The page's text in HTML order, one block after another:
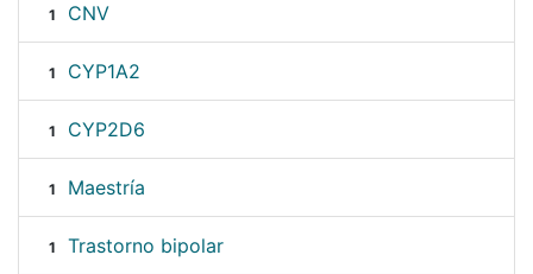
1 CNV
1 CYP1A2
1 CYP2D6
1 Maestría
1 Trastorno bipolar